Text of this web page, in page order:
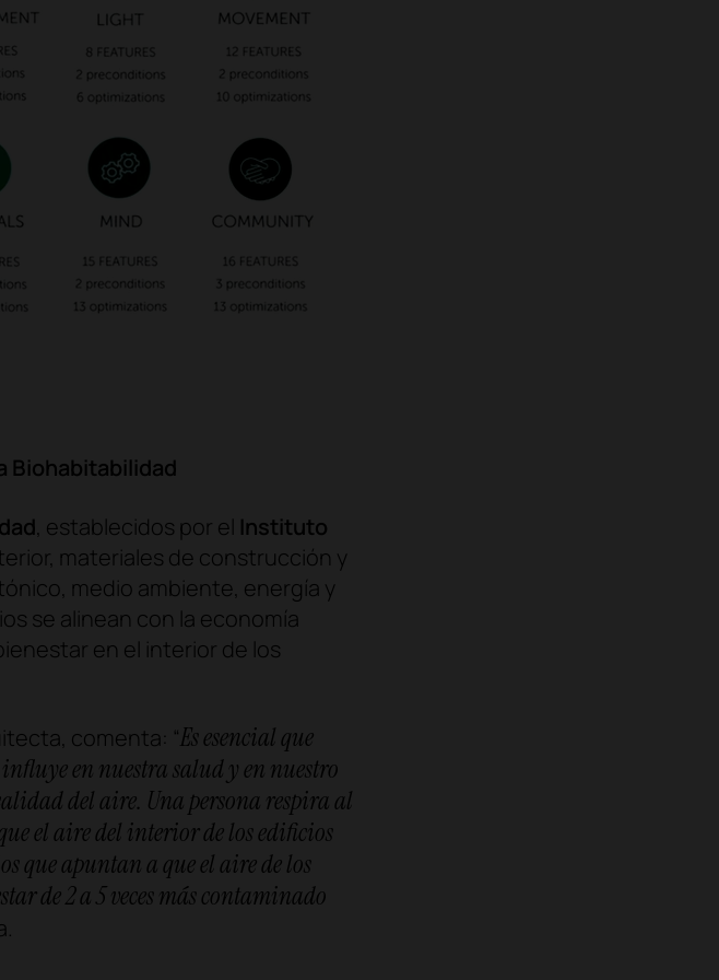
Biohabitabilidad
, establecidos por el Instituto
materiales de construcción y
medio ambiente, energía y
se alinean con la economía
en el interior de los
comenta: “Es esencial que
en nuestra salud y en nuestro
del aire. Una persona respira al
el aire del interior de los edificios
que apuntan a que el aire de los
de 2 a 5 veces más contaminado